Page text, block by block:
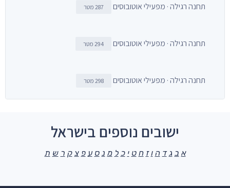
תחנה רגילה · מפעילי אוטובוסים 287 מטר
תחנה רגילה · מפעילי אוטובוסים 294 מטר
תחנה רגילה · מפעילי אוטובוסים 298 מטר
ישובים נוספים בישראל
א ב ג ד ה ו ז ח ט י כ ל מ נ ס ע פ צ ק ר ש ת